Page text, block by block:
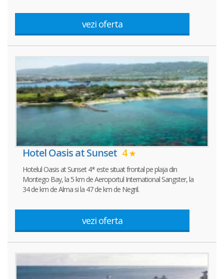
vezi oferta
Hotel Oasis at Sunset 4
Hotelul Oasis at Sunset 4* este situat frontal pe plaja din
Montego Bay, la 5 km de Aeroportul International Sangster, la
34 de km de Alma si la 47 de km de Negril.
vezi oferta